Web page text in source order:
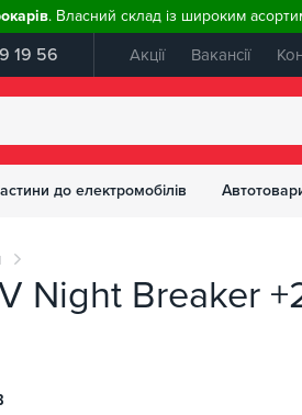
. Власний склад із широким
19 56 Акції Вакансії
до електромобілів
Night Breaker